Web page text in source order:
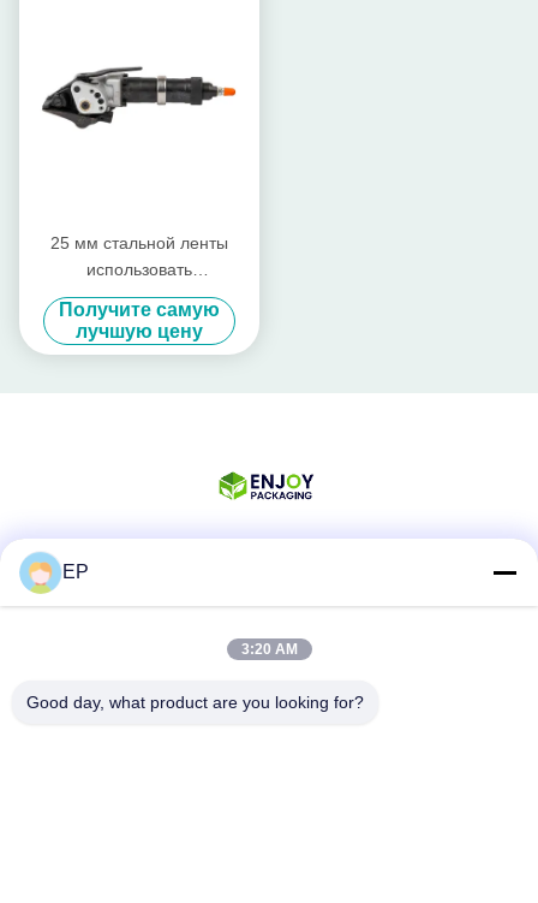
25 мм стальной ленты
использовать
пневматические ремешки
натяжной уплотнитель
набор
Получите самую
лучшую цену
Быстрый контакт
EP
3:20 AM
Good day, what product are you looking for?